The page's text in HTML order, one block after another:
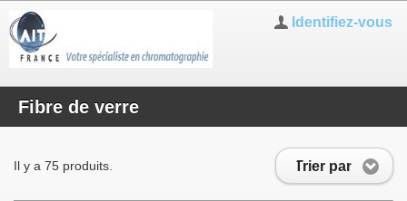
Identifiez-vous
Fibre de verre
Trier par
Il y a 75 produits.